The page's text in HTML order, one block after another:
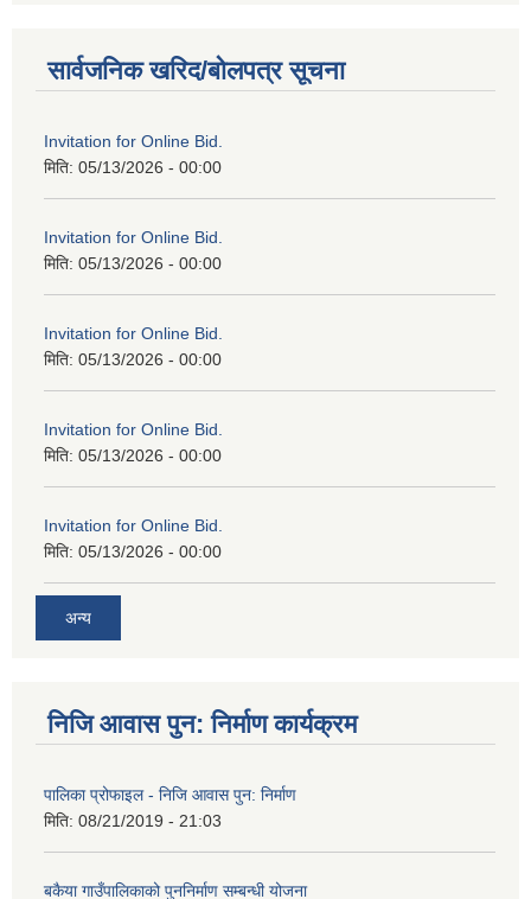
सार्वजनिक खरिद/बोलपत्र सूचना
Invitation for Online Bid.
मिति: 05/13/2026 - 00:00
Invitation for Online Bid.
मिति: 05/13/2026 - 00:00
Invitation for Online Bid.
मिति: 05/13/2026 - 00:00
Invitation for Online Bid.
मिति: 05/13/2026 - 00:00
Invitation for Online Bid.
मिति: 05/13/2026 - 00:00
अन्य
निजि आवास पुन: निर्माण कार्यक्रम
पालिका प्रोफाइल - निजि आवास पुन: निर्माण
मिति: 08/21/2019 - 21:03
बकैया गाउँपालिकाको पुननिर्माण सम्बन्धी योजना